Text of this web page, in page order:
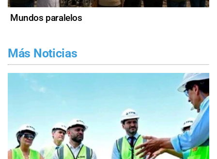
Mundos paralelos
Más Noticias